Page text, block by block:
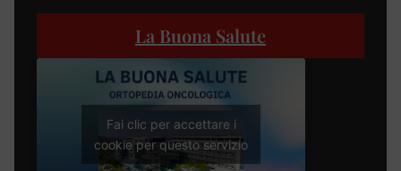
La Buona Salute
Fai clic per accettare i
cookie per questo servizio